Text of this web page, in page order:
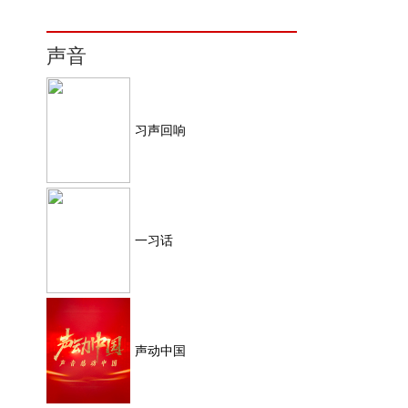
声音
习声回响
一习话
声动中国